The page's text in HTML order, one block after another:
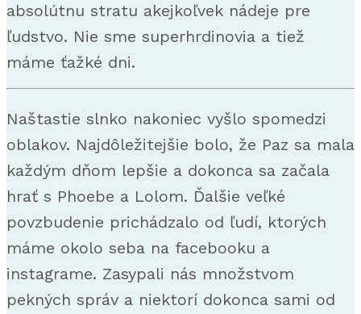
absolútnu stratu akejkoľvek nádeje pre
ľudstvo. Nie sme superhrdinovia a tiež
máme ťažké dni.
Naštastie slnko nakoniec vyšlo spomedzi
oblakov. Najdôležitejšie bolo, že Paz sa mala
každým dňom lepšie a dokonca sa začala
hrať s Phoebe a Lolom. Ďalšie veľké
povzbudenie prichádzalo od ľudí, ktorých
máme okolo seba na facebooku a
instagrame. Zasypali nás množstvom
pekných správ a niektorí dokonca sami od